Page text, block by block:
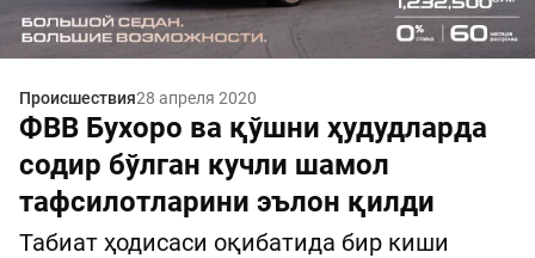
Происшествия28 апреля 2020
ФВВ Бухоро ва қўшни ҳудудларда
содир бўлган кучли шамол
тафсилотларини эълон қилди
Табиат ҳодисаси оқибатида бир киши